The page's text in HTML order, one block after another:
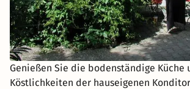
Genießen Sie die bodenständige Küche
Köstlichkeiten der hauseigenen